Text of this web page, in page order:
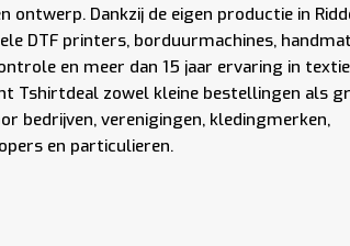
ontwerp. Dankzij de eigen productie in
DTF printers, borduurmachines,
en meer dan 15 jaar ervaring in
Tshirtdeal zowel kleine bestellingen als
bedrijven, verenigingen, kledingmerken,
en particulieren.